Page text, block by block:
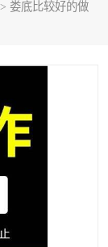
> 娄底比较好的做
书公司